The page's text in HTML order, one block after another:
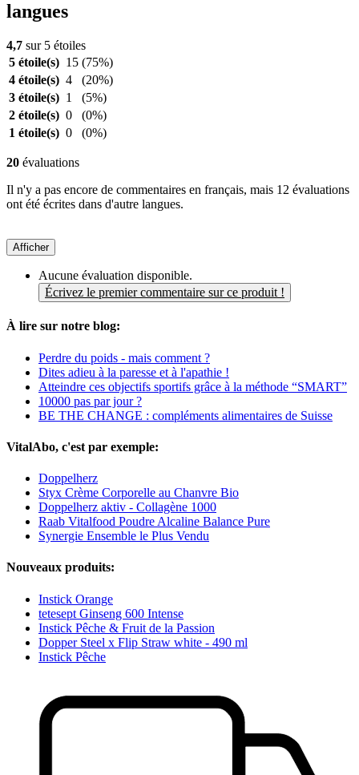
langues
4,7 sur 5 étoiles
5 étoile(s) 15 (75%)
4 étoile(s) 4
(20%)
3 étoile(s) 1
(5%)
2 étoile(s) 0
(0%)
1 étoile(s) 0 (0%)
20 évaluations
Il n'y a pas encore de commentaires en français, mais 12 évaluations
ont été écrites dans d'autre langues.
Afficher
Aucune évaluation disponible.
Écrivez le premier commentaire sur ce produit !
À lire sur notre blog:
Perdre du poids - mais comment ?
Dites adieu à la paresse et à l'apathie !
Atteindre ces objectifs sportifs grâce à la méthode “SMART”
10000 pas par jour ?
BE THE CHANGE : compléments alimentaires de Suisse
VitalAbo, c'est par exemple:
Doppelherz
Styx Crème Corporelle au Chanvre Bio
Doppelherz aktiv - Collagène 1000
Raab Vitalfood Poudre Alcaline Balance Pure
Synergie Ensemble le Plus Vendu
Nouveaux produits:
Instick Orange
tetesept Ginseng 600 Intense
Instick Pêche & Fruit de la Passion
Dopper Steel x Flip Straw white - 490 ml
Instick Pêche